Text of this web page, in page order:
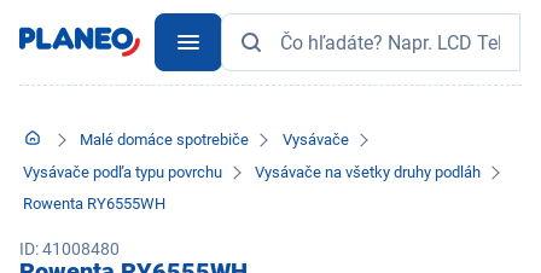
Malé domáce spotrebiče
Vysávače
Vysávače podľa typu povrchu
Vysávače na všetky druhy podláh
Rowenta RY6555WH
ID: 41008480